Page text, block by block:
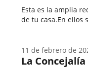
Esta es la amplia
de tu casa.En ellos
La
11 de febrero de